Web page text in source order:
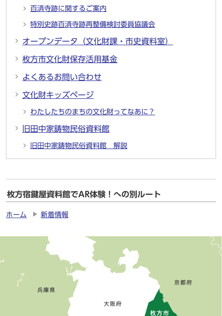
百済寺跡に関するご案内
特別史跡百済寺跡再整備検討委員協議会
オープンデータ（文化財課・市史資料室）
枚方市文化財保存活用基金
よくあるお問い合わせ
文化財キッズページ
わたしたちのまちの文化財ってなあに？
旧田中家鋳物民俗資料館
旧田中家鋳物民俗資料館 解説
枚方宿鍵屋資料館でAR体験！への別ルート
ホーム 新着情報